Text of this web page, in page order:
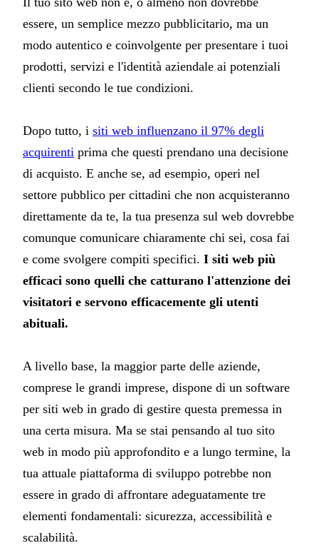
essere, un semplice mezzo pubblicitario, ma un
modo autentico e coinvolgente per presentare i tuoi
prodotti, servizi e l'identità aziendale ai potenziali
clienti secondo le tue condizioni.
Dopo tutto, i siti web influenzano il 97% degli
acquirenti prima che questi prendano una decisione
di acquisto. E anche se, ad esempio, operi nel
settore pubblico per cittadini che non acquisteranno
direttamente da te, la tua presenza sul web dovrebbe
comunque comunicare chiaramente chi sei, cosa fai
e come svolgere compiti specifici. I siti web più
efficaci sono quelli che catturano l'attenzione dei
visitatori e servono efficacemente gli utenti
abituali.
A livello base, la maggior parte delle aziende,
comprese le grandi imprese, dispone di un software
per siti web in grado di gestire questa premessa in
una certa misura. Ma se stai pensando al tuo sito
web in modo più approfondito e a lungo termine, la
tua attuale piattaforma di sviluppo potrebbe non
essere in grado di affrontare adeguatamente tre
elementi fondamentali: sicurezza, accessibilità e
scalabilità.